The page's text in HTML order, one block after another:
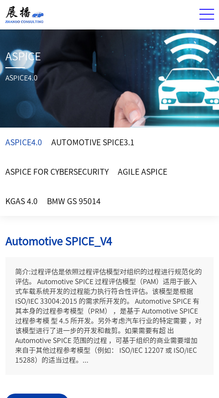
ASPICE
ASPICE4.0
ASPICE4.0 AUTOMOTIVE SPICE3.1
ASPICE FOR CYBERSECURITY AGILE ASPICE
KGAS 4.0 BMW GS 95014
Automotive SPICE_V4
简介:过程评估是依照过程评估模型对组织的过程进行规范化的
评估。 Automotive SPICE 过程评估模型（PAM）适用于嵌入
式车载系统开发的过程能力执行符合性评估。该模型是根据
ISO/IEC 33004:2015 的需求所开发的。 Automotive SPICE 有
其本身的过程参考模型（PRM） ，是基于 Automotive SPICE
过程参考模 型 4.5 所开发。另外考虑汽车行业的特定需要 ，对
该模型进行了进一步的开发和裁剪。如果需要有超 出
Automotive SPICE 范围的过程 ，可基于组织的商业需要增加
来自于其他过程参考模型（例如： ISO/IEC 12207 或 ISO/IEC
15288）的适当过程。...